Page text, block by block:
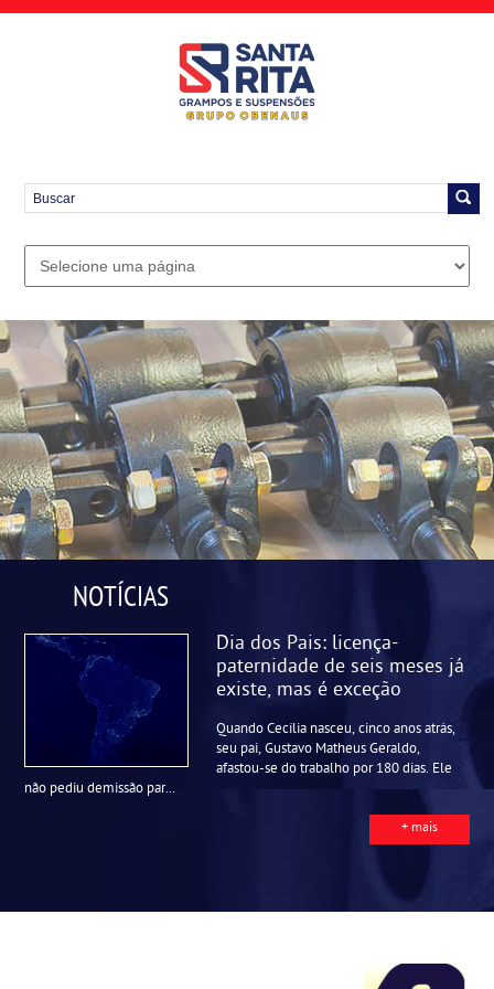
NOTÍCIAS
Dia dos Pais: licença-
paternidade de seis meses já
existe, mas é exceção
Quando Cecília nasceu, cinco anos atrás,
seu pai, Gustavo Matheus Geraldo,
afastou-se do trabalho por 180 dias. Ele
não pediu demissão par...
+ mais